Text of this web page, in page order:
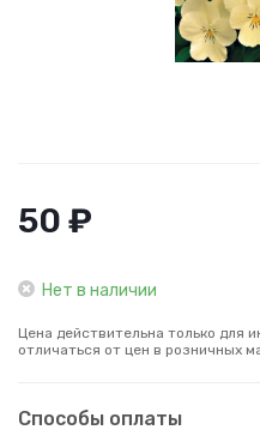
50 ₽
Нет в наличии
Цена действительна только для
отличаться от цен в розничных
Способы оплаты